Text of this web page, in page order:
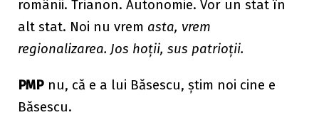
românii. Trianon. Autonomie. Vor un stat în
alt stat. Noi nu vrem asta, vrem
regionalizarea. Jos hoții, sus patrioții.
PMP nu, că e a lui Băsescu, știm noi cine e
Băsescu.